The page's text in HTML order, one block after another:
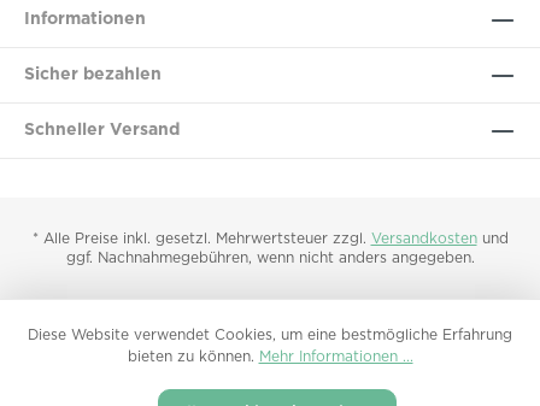
Informationen
Sicher bezahlen
Schneller Versand
* Alle Preise inkl. gesetzl. Mehrwertsteuer zzgl. Versandkostenund
ggf. Nachnahmegebühren, wenn nicht anders angegeben.
Diese Website verwendet Cookies, um eine bestmögliche Erfahrung
bieten zu können. Mehr Informationen ...